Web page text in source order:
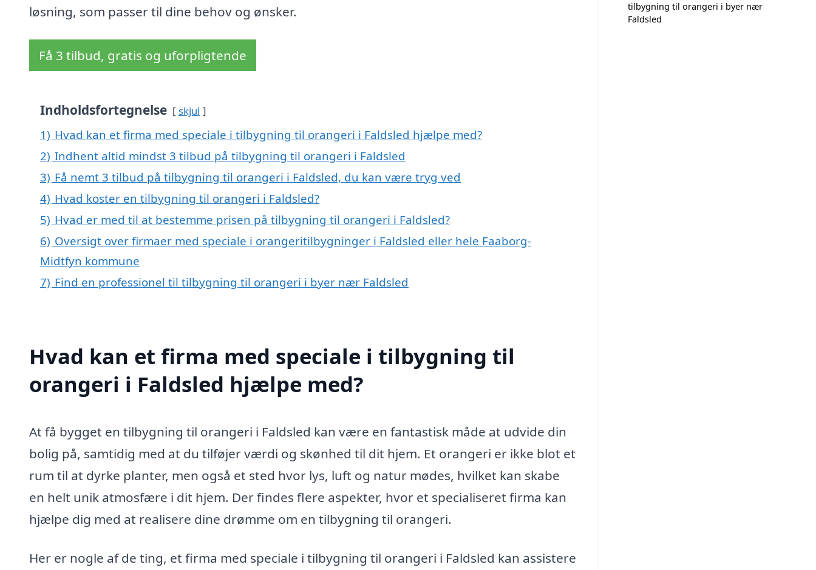
løsning, som passer til dine behov og ønsker.
Få 3 tilbud, gratis og uforpligtende
Indholdsfortegnelse skjul
1) Hvad kan et firma med speciale i tilbygning til orangeri i Faldsled hjælpe med?
2) Indhent altid mindst 3 tilbud på tilbygning til orangeri i Faldsled
3) Få nemt 3 tilbud på tilbygning til orangeri i Faldsled, du kan være tryg ved
4) Hvad koster en tilbygning til orangeri i Faldsled?
5) Hvad er med til at bestemme prisen på tilbygning til orangeri i Faldsled?
6) Oversigt over firmaer med speciale i orangeritilbygninger i Faldsled eller hele Faaborg-
Midtfyn kommune
7) Find en professionel til tilbygning til orangeri i byer nær Faldsled
Hvad kan et firma med speciale i tilbygning til
orangeri i Faldsled hjælpe med?
At få bygget en tilbygning til orangeri i Faldsled kan være en fantastisk måde at udvide din
bolig på, samtidig med at du tilføjer værdi og skønhed til dit hjem. Et orangeri er ikke blot et
rum til at dyrke planter, men også et sted hvor lys, luft og natur mødes, hvilket kan skabe
en helt unik atmosfære i dit hjem. Der findes flere aspekter, hvor et specialiseret firma kan
hjælpe dig med at realisere dine drømme om en tilbygning til orangeri.
Her er nogle af de ting, et firma med speciale i tilbygning til orangeri i Faldsled kan assistere
tilbygning til orangeri i byer nær
Faldsled